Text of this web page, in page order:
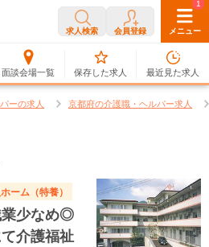
求人検索 会員登録 メニュー
面談会場一覧
0
保存した求人
1
最近見た求人
ーの求人 京都府の介護職・ヘルパー求人
ーム（特養）
業少なめ◎
介護福祉